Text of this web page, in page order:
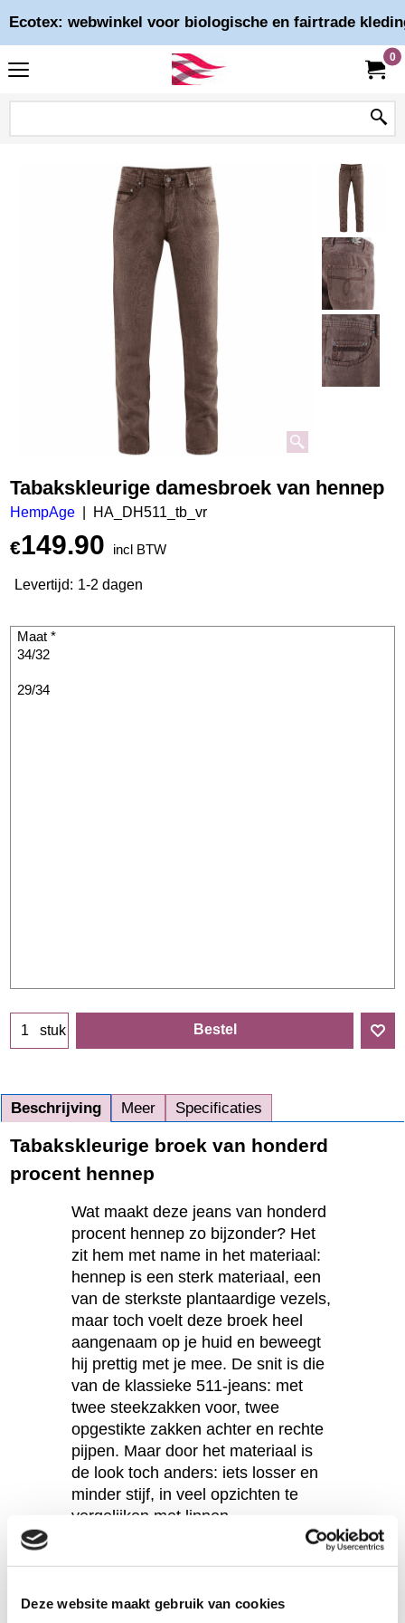
Deze website maakt gebruik van cookies
Ecotex: webwinkel voor biologische en fairtrade
0
Tabakskleurige damesbroek van hennep
HempAge HA_DH511_tb_vr
€149.90 incl BTW
Levertijd: 1-2 dagen
stuk Bestel
Beschrijving Meer Specificaties
Tabakskleurige broek van honderd
procent hennep
Wat maakt deze jeans van honderd
procent hennep zo bijzonder? Het
zit hem met name in het materiaal:
hennep is een sterk materiaal, een
van de sterkste plantaardige vezels,
maar toch voelt deze broek heel
aangenaam op je huid en beweegt
hij prettig met je mee. De snit is die
van de klassieke 511-jeans: met
twee steekzakken voor, twee
opgestikte zakken achter en rechte
pijpen. Maar door het materiaal is
de look toch anders: iets losser en
minder stijf, in veel opzichten te
vergelijken met linnen.
Fair geproduceerd